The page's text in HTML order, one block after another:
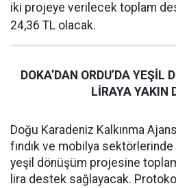
iki projeye verilecek toplam
24,36 TL olacak.
DOKA’DAN ORDU’DA YEŞİL
LİRAYA YAKIN
Doğu Karadeniz Kalkınma
fındık ve mobilya
yeşil dönüşüm projesine
lira destek sağlayacak.